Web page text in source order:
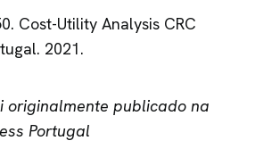
Cost-Utility Analysis CRC
2021.
originalmente publicado na
Portugal